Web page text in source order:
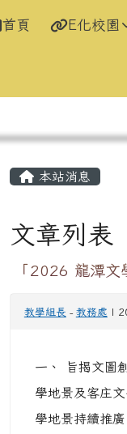
首頁 E化校園
主內容區域
本站消息
文章列表
「2026 龍潭文
教學組長 - 教務處 |
一、 旨揭文圖
學地景及客庄
學地景持續推